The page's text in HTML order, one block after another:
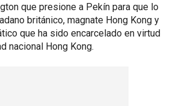
que presione a Pekín para que lo
británico, magnate Hong Kong y
que ha sido encarcelado en virtud
nacional Hong Kong.